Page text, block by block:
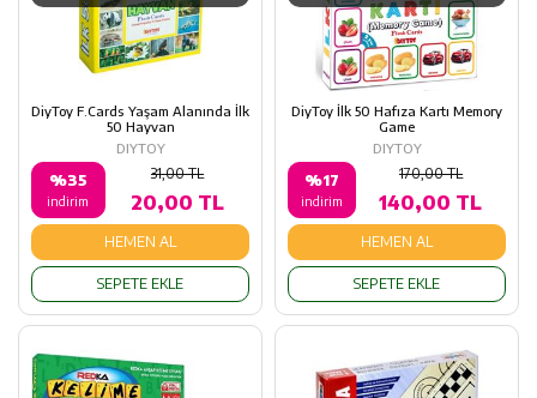
DiyToy F.Cards Yaşam Alanında İlk
50 Hayvan
DIYTOY
%35
indirim
31,00 TL
20,00 TL
HEMEN AL
SEPETE EKLE
DiyToy İlk 50 Hafıza Kartı Memory
Game
DIYTOY
%17
indirim
170,00 TL
140,00 TL
HEMEN AL
SEPETE EKLE